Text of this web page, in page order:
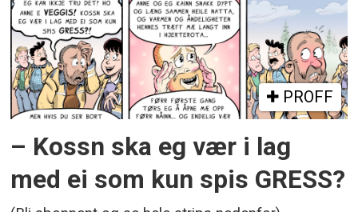
PROFF
– Kossn ska eg vær i lag
med ei som kun spis GRESS?